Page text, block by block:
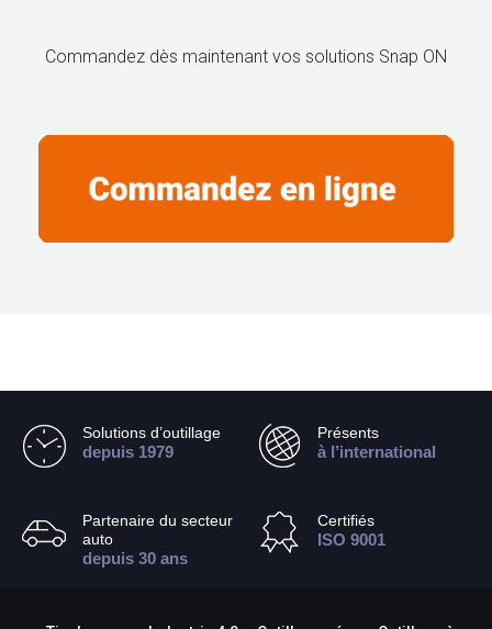
Commandez dès maintenant vos solutions Snap ON
Solutions d’outillage
depuis 1979
Présents
à l’international
Partenaire du secteur
auto
depuis 30 ans
Certifiés
ISO 9001